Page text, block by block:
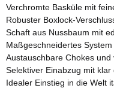
Verchromte Basküle mit
Robuster Boxlock-
Schaft aus Nussbaum mit
Maßgeschneidertes
Austauschbare Chokes
Selektiver Einabzug mit
Idealer Einstieg in die Welt